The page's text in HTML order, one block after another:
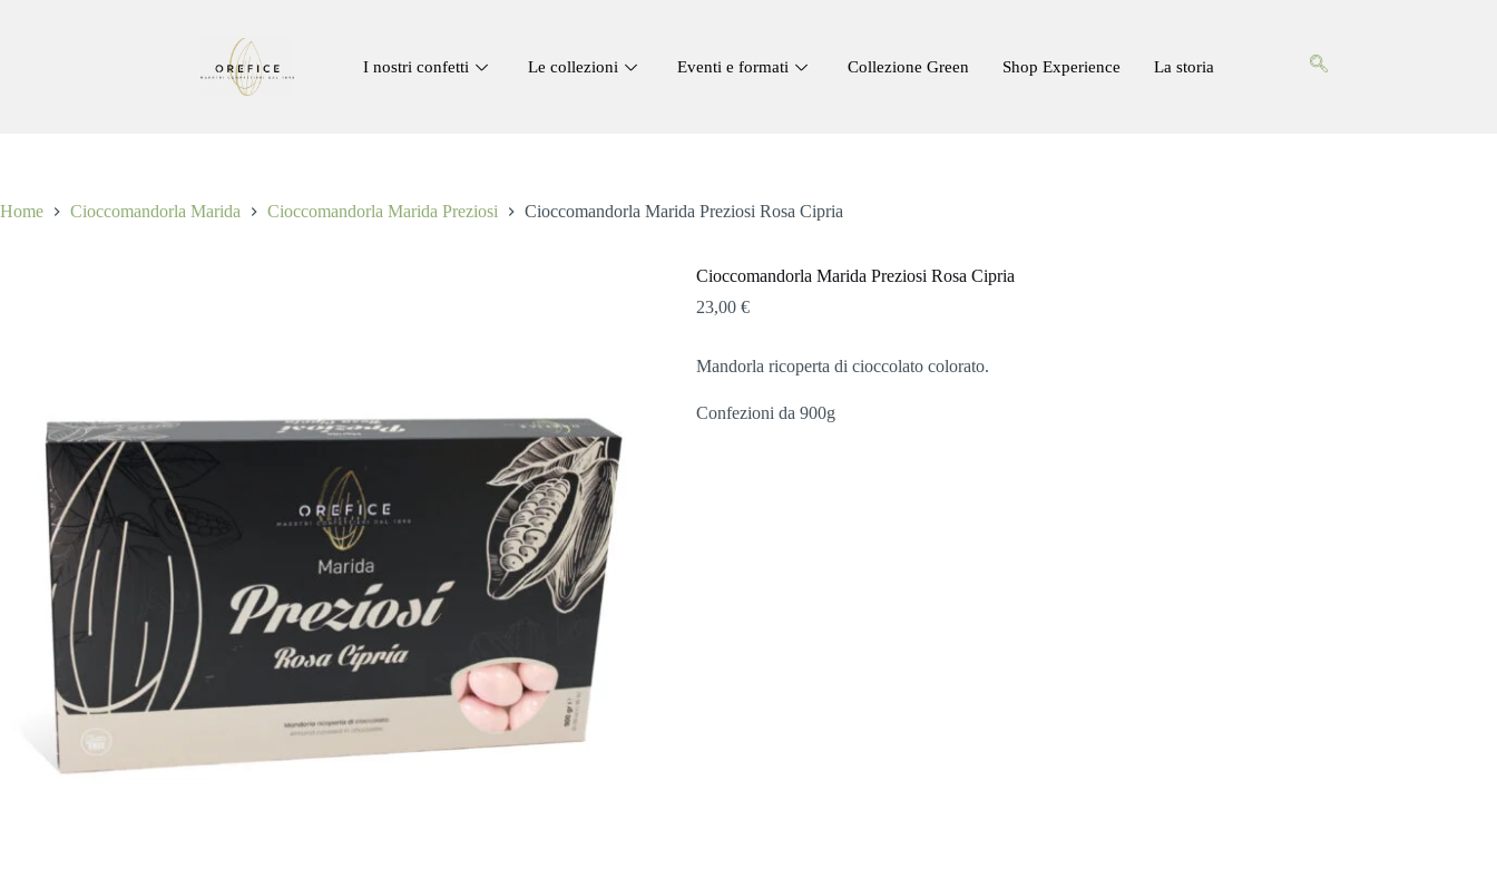
I nostri confetti Le collezioni Eventi e formati Collezione Green Shop Experience La storia
Home Cioccomandorla Marida Cioccomandorla Marida Preziosi Cioccomandorla Marida Preziosi Rosa Cipria
Cioccomandorla Marida Preziosi Rosa Cipria
23,00 €
Mandorla ricoperta di cioccolato colorato.
Confezioni da 900g